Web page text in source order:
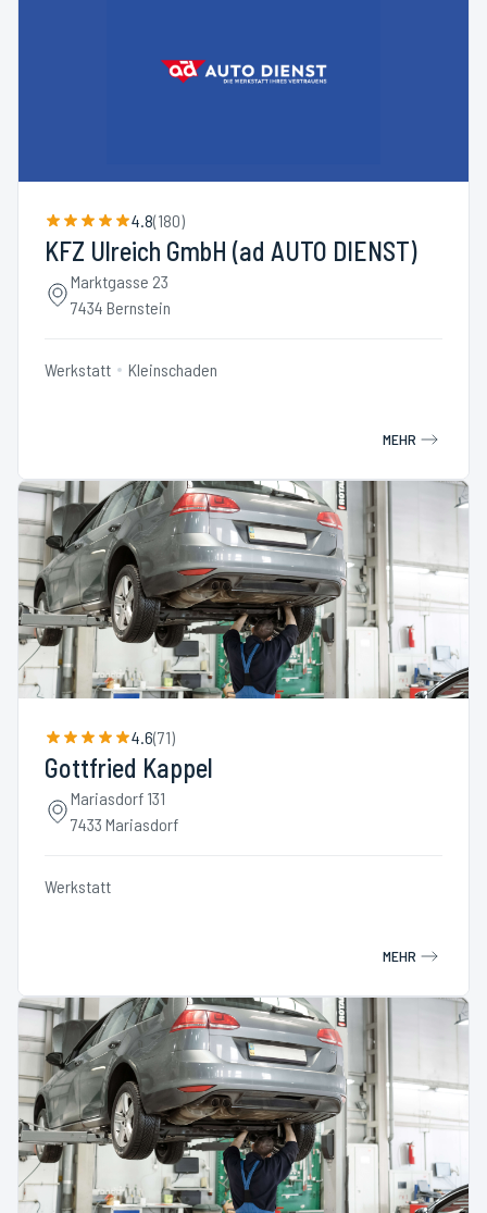
4.8(180)
KFZ Ulreich GmbH (ad AUTO DIENST)
Marktgasse 23
7434 Bernstein
Werkstatt Kleinschaden
MEHR
4.6(71)
Gottfried Kappel
Mariasdorf 131
7433 Mariasdorf
Werkstatt
MEHR